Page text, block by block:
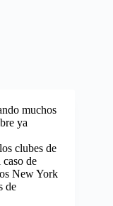
muchos
ya
clubes de
de
New York
de